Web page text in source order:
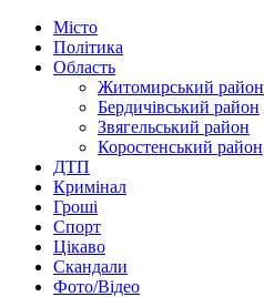
Місто
Політика
Область
Житомирський район
Бердичівський район
Звягельський район
Коростенський район
ДТП
Кримінал
Гроші
Спорт
Цікаво
Скандали
Фото/Відео